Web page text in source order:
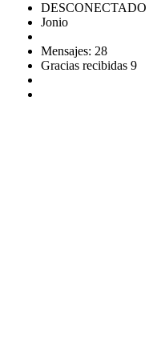
DESCONECTADO
Jonio
Mensajes: 28
Gracias recibidas 9